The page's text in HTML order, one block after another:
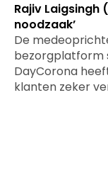
Rajiv Laigsingh
noodzaak’
De
bezorgplatform
DayCorona
klanten zeker